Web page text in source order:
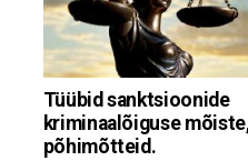
Tüübid sanktsioonide
kriminaalõiguse
põhimõtteid.